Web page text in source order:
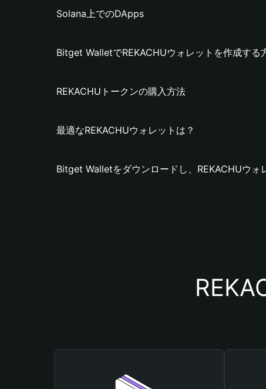
Solana上でのDApps
Bitget WalletでREKACHUウォレットを作成する
REKACHUトークンの購入方法
最適なREKACHUウォレットは？
Bitget Walletをダウンロードし、REKACHUウォ